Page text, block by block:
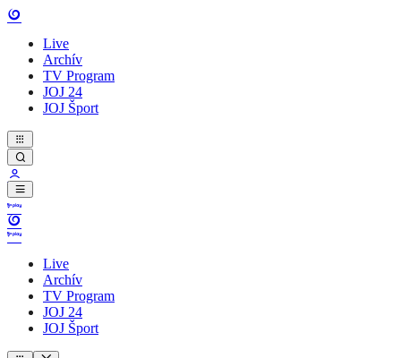
Live
Archív
TV Program
JOJ 24
JOJ Šport
Live
Archív
TV Program
JOJ 24
JOJ Šport